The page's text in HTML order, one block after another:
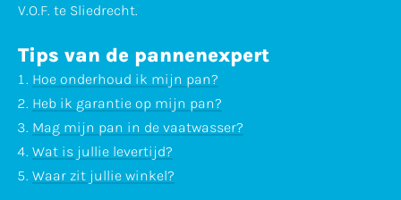
V.O.F. te Sliedrecht.
Tips van de pannenexpert
Hoe onderhoud ik mijn pan?
Heb ik garantie op mijn pan?
Mag mijn pan in de vaatwasser?
Wat is jullie levertijd?
Waar zit jullie winkel?